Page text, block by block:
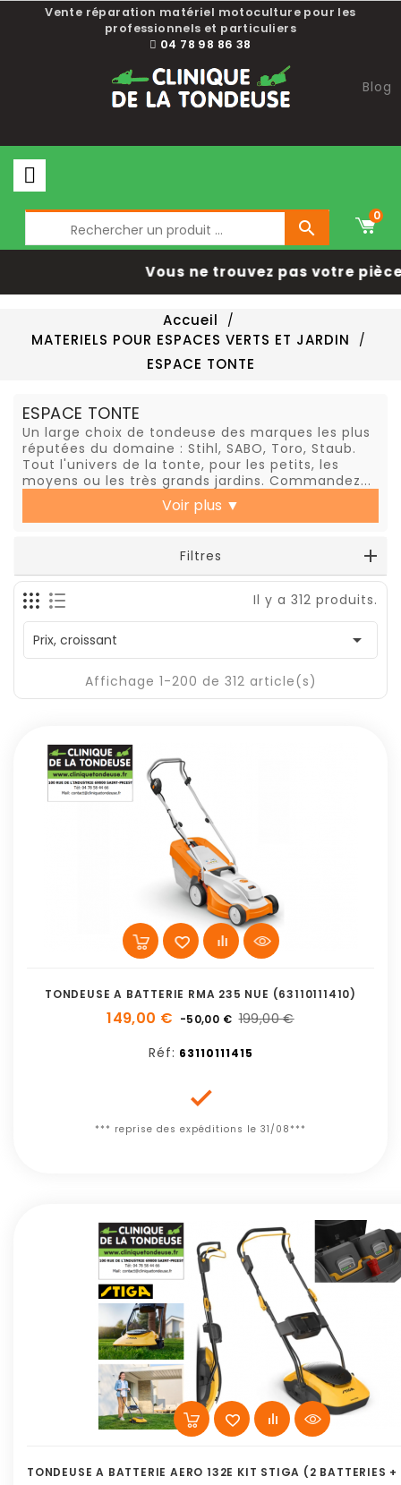
Vente réparation matériel motoculture pour les
professionnels et particuliers
04 78 98 86 38
Blog

0
Vous ne trouvez pas votre pièce
Accueil
MATERIELS POUR ESPACES VERTS ET JARDIN
ESPACE TONTE
ESPACE TONTE
Un large choix de tondeuse des marques les plus
réputées du domaine : Stihl, SABO, Toro, Staub.
Tout l'univers de la tonte, pour les petits, les
moyens ou les très grands jardins. Commandez...
Voir plus ▼
Filtres
Il y a 312 produits.
Prix, croissant 
Affichage 1-200 de 312 article(s)
TONDEUSE A BATTERIE RMA 235 NUE (63110111410)
149,00 € -50,00 € 199,00 €
Réf: 63110111415

*** reprise des expéditions le 31/08***
TONDEUSE A BATTERIE AERO 132E KIT STIGA (2 BATTERIES
Choisissez une valeur...